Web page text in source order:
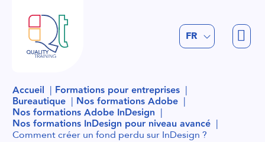
FR
NL
Accueil Formations pour entreprises
Bureautique Nos formations Adobe
Nos formations Adobe InDesign
Nos formations InDesign pour niveau avancé
Comment créer un fond perdu sur InDesign ?